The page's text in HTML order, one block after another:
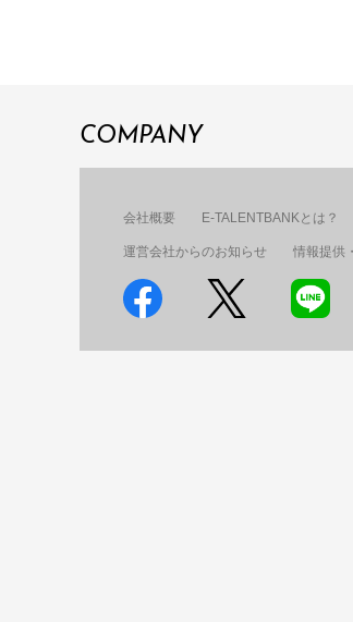
COMPANY
会社概要 E-TALENTBANKとは？
運営会社からのお知らせ 情報提供